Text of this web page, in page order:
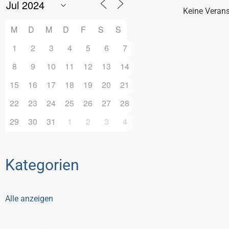
M D M D F S
S
1
2 3 4 5 6
7
8
9 10 11 12 13
14
15
16 17 18 19 20
21
22
23 24 25 26 27
28
29
30 31 1 2 3 4
Kategorien
Alle anzeigen
Keine